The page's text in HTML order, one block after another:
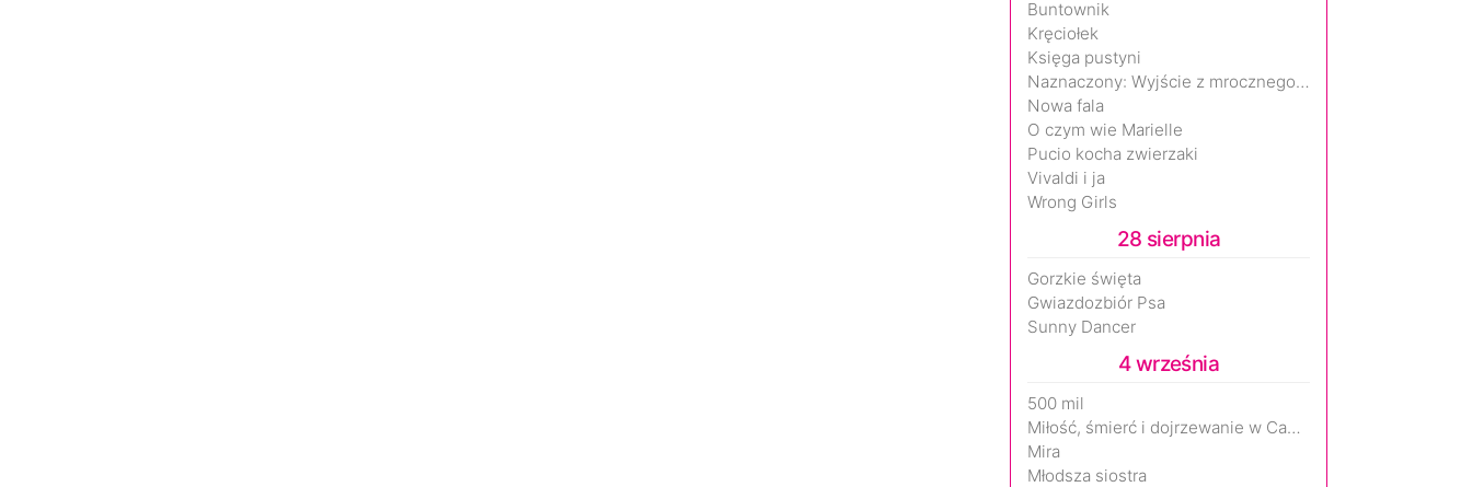
Buntownik
Kręciołek
Księga pustyni
Naznaczony: Wyjście z mrocznego wymiaru
Nowa fala
O czym wie Marielle
Pucio kocha zwierzaki
Vivaldi i ja
Wrong Girls
28 sierpnia
Gorzkie święta
Gwiazdozbiór Psa
Sunny Dancer
4 września
500 mil
Miłość, śmierć i dojrzewanie w Camp Miasma
Mira
Młodsza siostra